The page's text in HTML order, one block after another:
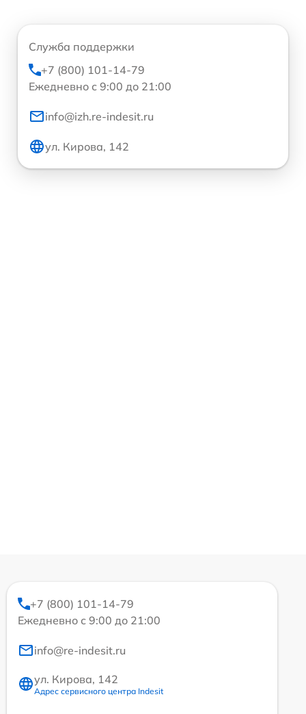
Служба поддержки
+7 (800) 101-14-79
Ежедневно с 9:00 до 21:00
info@izh.re-indesit.ru
ул. Кирова, 142
+7 (800) 101-14-79
Ежедневно с 9:00 до 21:00
info@re-indesit.ru
ул. Кирова, 142
Адрес сервисного центра Indesit